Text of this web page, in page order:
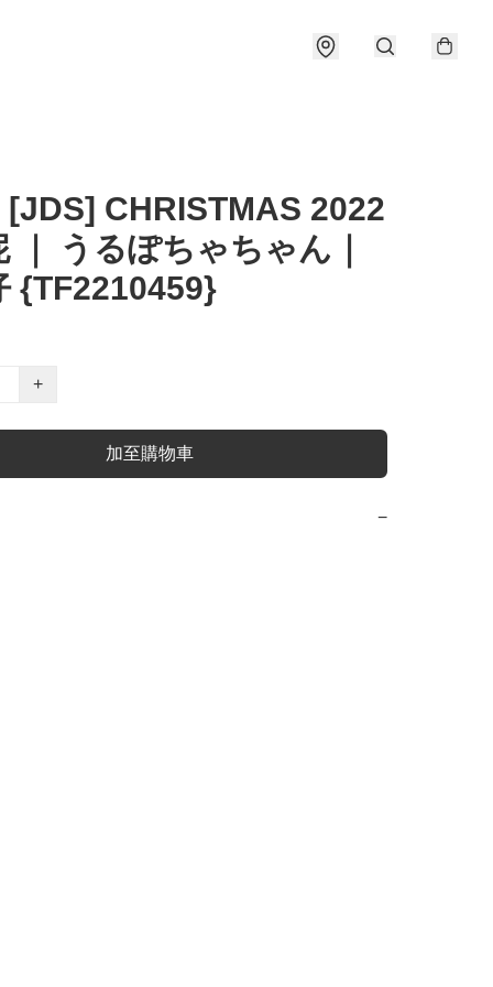
CHRISTMAS 2022
｜ うるぽちゃちゃん｜
{TF2210459}
+
加至購物車
−